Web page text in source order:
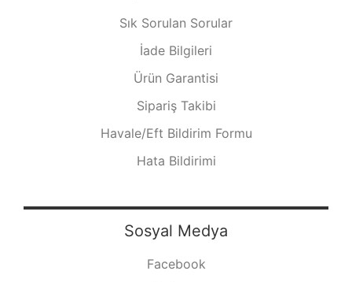
Sık Sorulan Sorular
İade Bilgileri
Ürün Garantisi
Sipariş Takibi
Havale/Eft Bildirim Formu
Hata Bildirimi
Sosyal Medya
Facebook